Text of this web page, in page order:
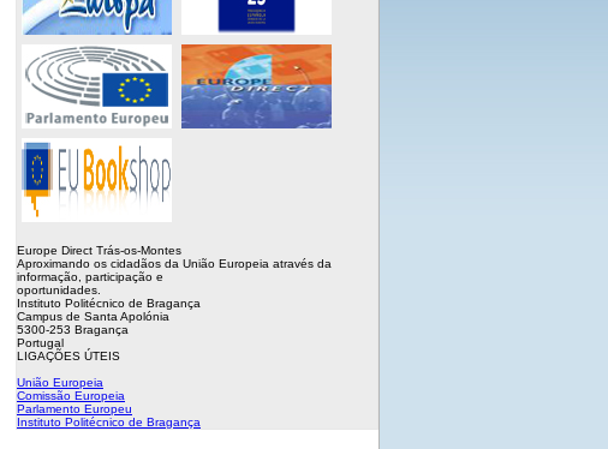
Europe Direct Trás-os-Montes
Aproximando os cidadãos da União Europeia através da
informação, participação e
oportunidades.
Instituto Politécnico de Bragança
Campus de Santa Apolónia
5300-253 Bragança
Portugal
LIGAÇÕES ÚTEIS
União Europeia
Comissão Europeia
Parlamento Europeu
Instituto Politécnico de Bragança